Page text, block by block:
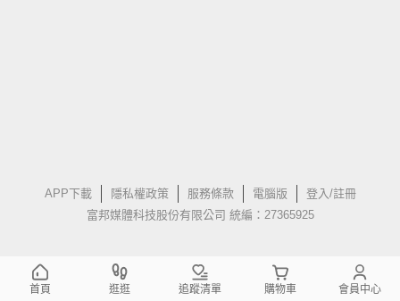
APP下載 隱私權政策 服務條款 電腦版
登入/註冊
富邦媒體科技股份有限公司 統編：27365925
首頁 逛逛 追蹤清單 購物車 會員中心